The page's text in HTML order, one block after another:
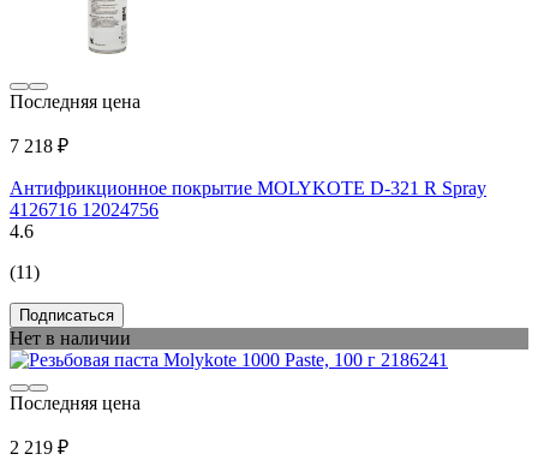
Последняя цена
7 218 ₽
Антифрикционное покрытие MOLYKOTE D-321 R Spray
4126716 12024756
4.6
(11)
Подписаться
Нет в наличии
Последняя цена
2 219 ₽